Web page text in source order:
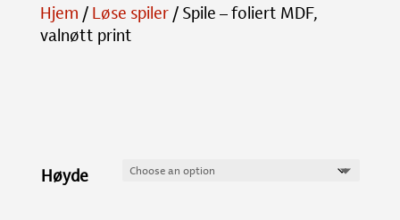
Hjem / Løse spiler/ Spile – foliert MDF,
valnøtt print
Høyde